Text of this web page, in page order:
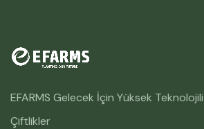
EFARMS Gelecek İçin Yüksek
Çiftlikler